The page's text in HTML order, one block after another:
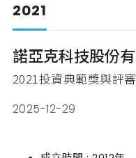
2021
諾亞克科技股份
2021投資典範獎與評
2025-12-29